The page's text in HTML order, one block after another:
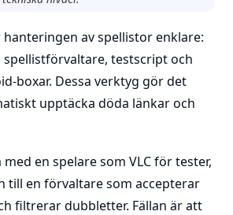
av spellistor enklare:
spellistförvaltare, testscript och
boxar. Dessa verktyg gör det
upptäcka döda länkar och
en spelare som VLC för tester,
till en förvaltare som accepterar
filtrerar dubbletter. Fällan är att